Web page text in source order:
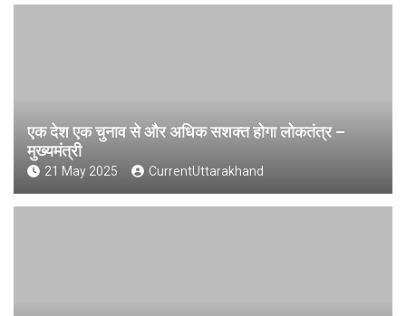
एक देश एक चुनाव से और अधिक सशक्त होगा लोकतंत्र –
मुख्यमंत्री
21 May 2025 CurrentUttarakhand